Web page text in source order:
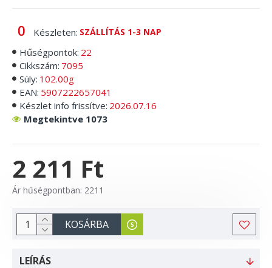
2 211 Ft
Ár hűségpontban: 2211
Készleten: SZÁLLÍTÁS 1-3 NAP
Hűségpontok: 22
Cikkszám: 7095
Súly: 102.00g
EAN: 5907222657041
Készlet info frissítve: 2026.07.16
Megtekintve 1073
KOSÁRBA
LEÍRÁS